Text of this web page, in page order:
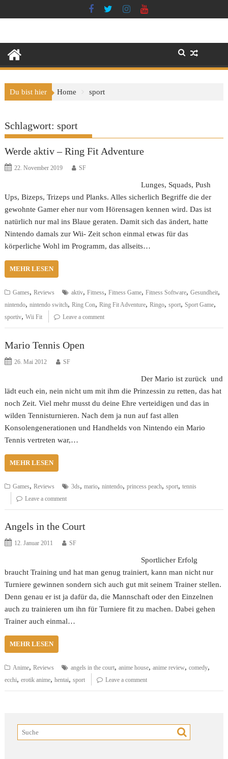
to
Du bist hier Home sport
Schlagwort:sport
Werde aktiv – Ring Fit Adventure
22. November 2019 SF
Lunges, Squads, Push
Ups, Bizeps, Trizeps und Planks. Alles sicherlich Begriffe die der
gewohnte Gamer eher nur vom Hörensagen kennen wird. Das ist
natürlich nur mal ins Blaue geraten. Damit sich das ändert, hatte
Nintendo damals zur Wii- Zeit schon einmal etwas für das
körperliche Wohl im Programm, das allseits…
MEHR LESEN
Games,Reviews aktiv,Fitness,Fitness Game,Fitness Software,Gesundheit,
nintendo,nintendo switch,Ring Con,Ring Fit Adventure,Ringo,sport,Sport Game,
sportiv,Wii Fit Leave a comment
Mario Tennis Open
26. Mai 2012 SF
Der Mario ist zurück und
lädt euch ein, nein nicht um mit ihm die Prinzessin zu retten, das hat
noch Zeit. Viel mehr musst du deine Ehre verteidigen und das in
wilden Tennisturnieren. Nach dem ja nun auf fast allen
Konsolengenerationen und Handhelds von Nintendo ein Mario
Tennis vertreten war,…
MEHR LESEN
Games,Reviews 3ds,mario,nintendo,princess peach,sport,tennis
Leave a comment
Angels in the Court
12. Januar 2011 SF
Sportlicher Erfolg
braucht Training und hat man genug trainiert, kann man nicht nur
Turniere gewinnen sondern sich auch gut mit seinem Trainer stellen.
Denn genau er ist ja dafür da, die Mannschaft oder den Einzelnen
auch zu trainieren um ihn für Turniere fit zu machen. Dabei gehen
Trainer auch einmal…
MEHR LESEN
Anime,Reviews angels in the court,anime house,anime review,comedy,
ecchi,erotik anime,hentai,sport Leave a comment